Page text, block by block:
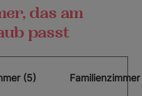
das am
passt
(5)